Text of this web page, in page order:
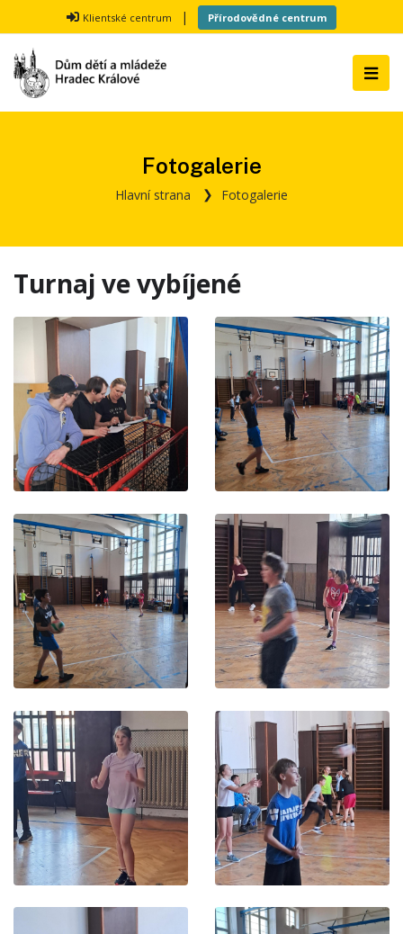
Klientské centrum | Přírodovědné centrum
Fotogalerie
Hlavní strana Fotogalerie
Turnaj ve vybíjené